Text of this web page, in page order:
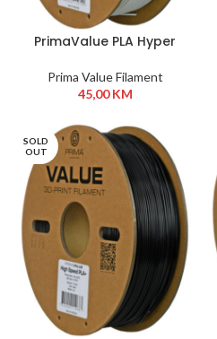
PrimaValue PLA Hyper
Prima Value Filament
45,00KM
SOLD
OUT